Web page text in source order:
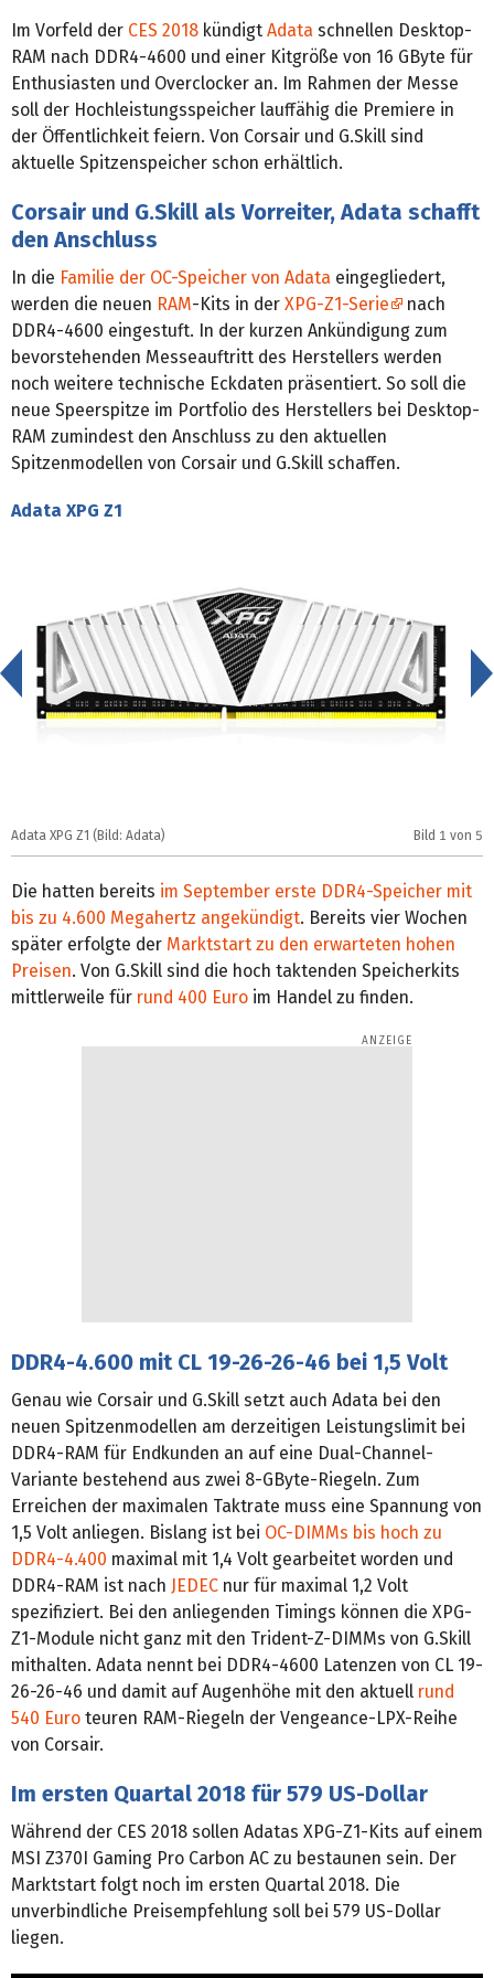
Im Vorfeld der CES 2018 kündigt Adata schnellen Desktop-
RAM nach DDR4-4600 und einer Kitgröße von 16 GByte für
Enthusiasten und Overclocker an. Im Rahmen der Messe
soll der Hochleistungsspeicher lauffähig die Premiere in
der Öffentlichkeit feiern. Von Corsair und G.Skill sind
aktuelle Spitzenspeicher schon erhältlich.
Corsair und G.Skill als Vorreiter, Adata schafft
den Anschluss
In die Familie der OC-Speicher von Adata eingegliedert,
werden die neuen RAM-Kits in der XPG-Z1-Serie
nach
DDR4-4600 eingestuft. In der kurzen Ankündigung zum
bevorstehenden Messeauftritt des Herstellers werden
noch weitere technische Eckdaten präsentiert. So soll die
neue Speerspitze im Portfolio des Herstellers bei Desktop-
RAM zumindest den Anschluss zu den aktuellen
Spitzenmodellen von Corsair und G.Skill schaffen.
Adata XPG Z1
Adata XPG Z1 (Bild: Adata) Bild 1 von 5
<
Die hatten bereits im September erste DDR4-Speicher mit
bis zu 4.600 Megahertz angekündigt. Bereits vier Wochen
später erfolgte der Marktstart zu den erwarteten hohen
Preisen. Von G.Skill sind die hoch taktenden Speicherkits
mittlerweile für rund 400 Euro im Handel zu finden.
DDR4-4.600 mit CL 19-26-26-46 bei 1,5 Volt
Genau wie Corsair und G.Skill setzt auch Adata bei den
neuen Spitzenmodellen am derzeitigen Leistungslimit bei
DDR4-RAM für Endkunden an auf eine Dual-Channel-
Variante bestehend aus zwei 8-GByte-Riegeln. Zum
Erreichen der maximalen Taktrate muss eine Spannung von
1,5 Volt anliegen. Bislang ist bei OC-DIMMs bis hoch zu
DDR4-4.400 maximal mit 1,4 Volt gearbeitet worden und
DDR4-RAM ist nach JEDEC nur für maximal 1,2 Volt
spezifiziert. Bei den anliegenden Timings können die XPG-
Z1-Module nicht ganz mit den Trident-Z-DIMMs von G.Skill
mithalten. Adata nennt bei DDR4-4600 Latenzen von CL 19-
26-26-46 und damit auf Augenhöhe mit den aktuell rund
540 Euro teuren RAM-Riegeln der Vengeance-LPX-Reihe
von Corsair.
Im ersten Quartal 2018 für 579 US-Dollar
Während der CES 2018 sollen Adatas XPG-Z1-Kits auf einem
MSI Z370I Gaming Pro Carbon AC zu bestaunen sein. Der
Marktstart folgt noch im ersten Quartal 2018. Die
unverbindliche Preisempfehlung soll bei 579 US-Dollar
liegen.